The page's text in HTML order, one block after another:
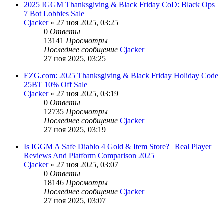
2025 IGGM Thanksgiving & Black Friday CoD: Black Ops
7 Bot Lobbies Sale
Cjacker» 27 ноя 2025, 03:25
0 Ответы
13141 Просмотры
Последнее сообщение Cjacker
27 ноя 2025, 03:25
EZG.com: 2025 Thanksgiving & Black Friday Holiday Code
25BT 10% Off Sale
Cjacker» 27 ноя 2025, 03:19
0 Ответы
12735 Просмотры
Последнее сообщение Cjacker
27 ноя 2025, 03:19
Is IGGM A Safe Diablo 4 Gold & Item Store? | Real Player
Reviews And Platform Comparison 2025
Cjacker» 27 ноя 2025, 03:07
0 Ответы
18146 Просмотры
Последнее сообщение Cjacker
27 ноя 2025, 03:07